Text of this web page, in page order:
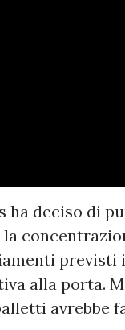
ha deciso di
previsti
alla porta.
avrebbe